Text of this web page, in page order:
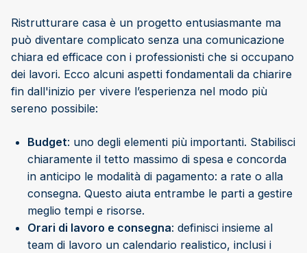
Ristrutturare casa è un progetto entusiasmante ma
può diventare complicato senza una comunicazione
chiara ed efficace con i professionisti che si occupano
dei lavori. Ecco alcuni aspetti fondamentali da chiarire
fin dall'inizio per vivere l’esperienza nel modo più
sereno possibile:
Budget: uno degli elementi più importanti. Stabilisci
chiaramente il tetto massimo di spesa e concorda
in anticipo le modalità di pagamento: a rate o alla
consegna. Questo aiuta entrambe le parti a gestire
meglio tempi e risorse.
Orari di lavoro e consegna: definisci insieme al
team di lavoro un calendario realistico, inclusi i